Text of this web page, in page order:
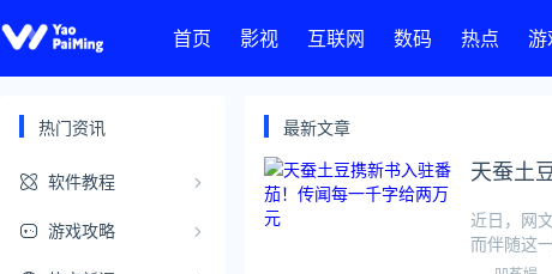
首页 影视 互联网 数码 热点 游
热门资讯
软件教程
游戏攻略
最新文章
天蚕土
近日，网
而伴随这
以“千字两